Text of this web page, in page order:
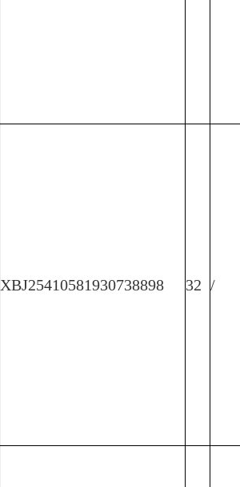
XBJ25410581930738898 32 /